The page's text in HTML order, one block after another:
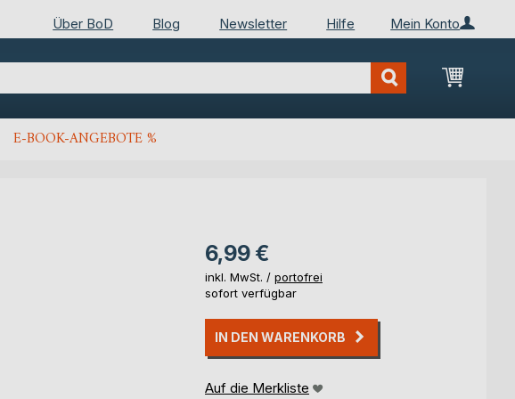
Mein Konto
Über BoD Blog Newsletter Hilfe
Mein
E-BOOK-ANGEBOTE %
6,99 €
inkl. MwSt. / portofrei
sofort verfügbar
IN DEN WARENKORB
Auf die Merkliste